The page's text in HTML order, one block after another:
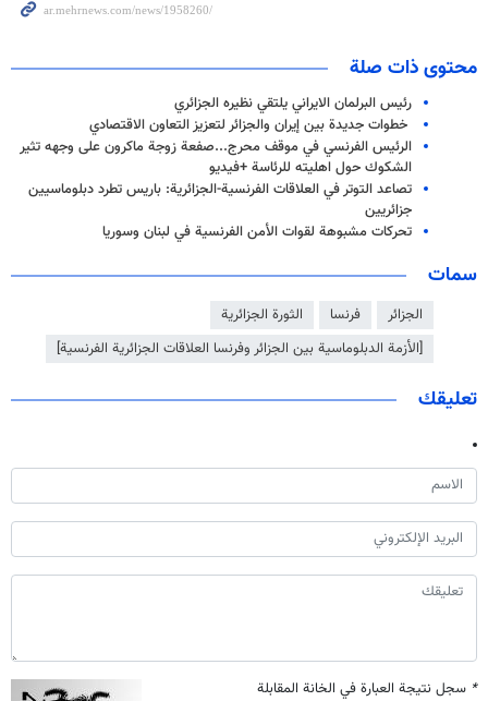
محتوى ذات صلة
رئيس البرلمان الايراني يلتقي نظيره الجزائري
خطوات جديدة بين إيران والجزائر لتعزيز التعاون الاقتصادي
الرئيس الفرنسي في موقف محرج...صفعة زوجة ماكرون على وجهه تثير
الشكوك حول اهليته للرئاسة +فيديو
تصاعد التوتر في العلاقات الفرنسية-الجزائرية: باريس تطرد دبلوماسيين
جزائريين
تحركات مشبوهة لقوات الأمن الفرنسية في لبنان وسوريا
سمات
الجزائر فرنسا
الثورة الجزائرية
[الأزمة الدبلوماسية بين الجزائر وفرنسا العلاقات الجزائرية الفرنسية]
تعليقك
* سجل نتيجة العبارة في الخانة المقابلة